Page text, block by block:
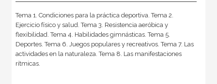
Tema 1. Condiciones para la práctica deportiva. Tema 2.
Ejercicio físico y salud. Tema 3. Resistencia aeróbica y
flexibilidad. Tema 4. Habilidades gimnásticas. Tema 5.
Deportes. Tema 6. Juegos populares y recreativos. Tema 7. Las
actividades en la naturaleza. Tema 8. Las manifestaciones
rítmicas.